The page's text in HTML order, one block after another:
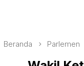
Beranda Parlemen